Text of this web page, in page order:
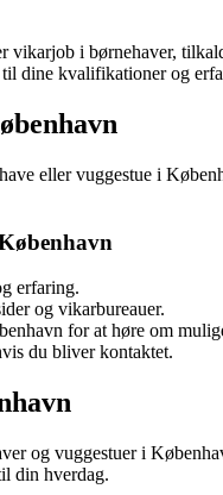
vikarjob i børnehaver,
til dine kvalifikationer og
eller vuggestue i
erfaring.
og vikarbureauer.
for at høre om
du bliver kontaktet.
og vuggestuer i
din hverdag.